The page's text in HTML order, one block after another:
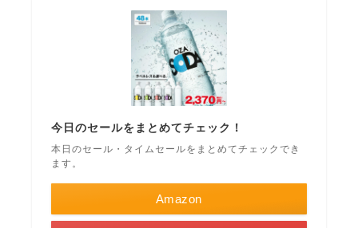
今日のセールをまとめてチェック！
本日のセール・タイムセールをまとめてチェックでき
ます。
Amazon